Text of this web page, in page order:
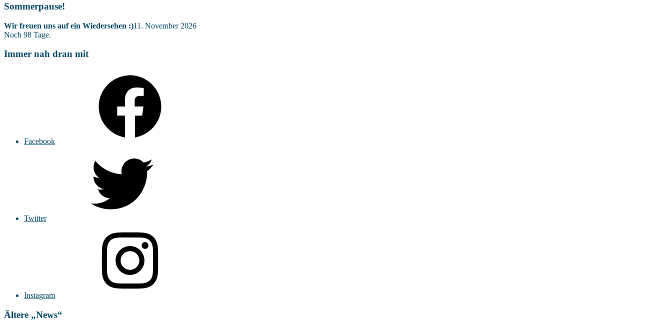
Sommerpause!
Wir freuen uns auf ein Wiedersehen :)11. November 2026
Noch 98 Tage.
Immer nah dran mit
Facebook
Twitter
Instagram
Ältere „News“